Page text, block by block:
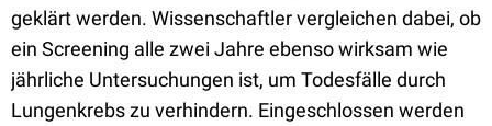
geklärt werden. Wissenschaftler vergleichen dabei, ob
ein Screening alle zwei Jahre ebenso wirksam wie
jährliche Untersuchungen ist, um Todesfälle durch
Lungenkrebs zu verhindern. Eingeschlossen werden